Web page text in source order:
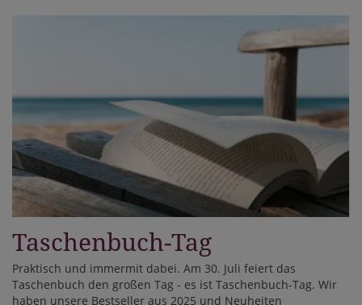
Taschenbuch-Tag
Praktisch und immermit dabei. Am 30. Juli feiert das
Taschenbuch den großen Tag - es ist Taschenbuch-Tag. Wir
haben unsere Bestseller aus 2025 und Neuheiten